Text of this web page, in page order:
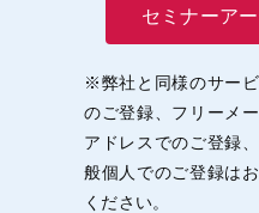
セミナーア
※弊社と同様のサー
のご登録、フリーメ
アドレスでのご登録
般個人でのご登録は
ください。